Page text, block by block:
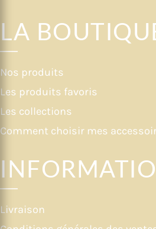
LA
Nos produits
Les produits favoris
Les collections
Comment choisir mes
Livraison